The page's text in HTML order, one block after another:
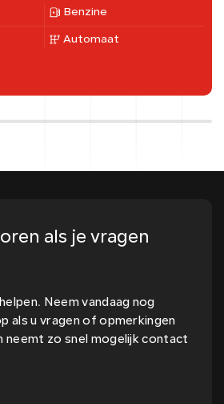
Benzine
Automaat
als je vragen
Neem vandaag nog
als u vragen of opmerkingen
neemt zo snel mogelijk contact